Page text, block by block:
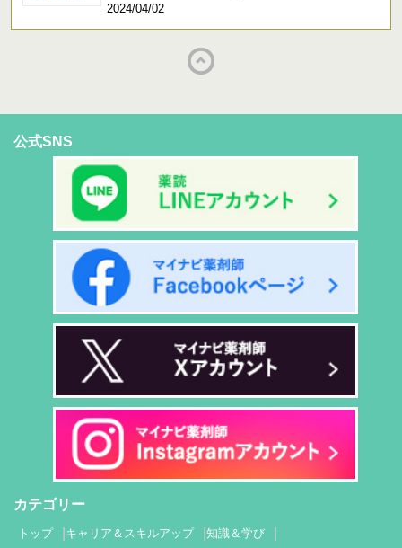
2024/04/02
公式SNS
カテゴリー
トップ キャリア＆スキルアップ 知識＆学び